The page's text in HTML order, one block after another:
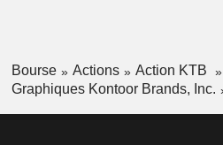
Bourse Actions
Action KTB
Graphiques Kontoor Brands, Inc.